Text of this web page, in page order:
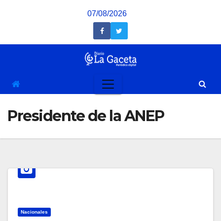
07/08/2026
Presidente de la ANEP
Nacionales